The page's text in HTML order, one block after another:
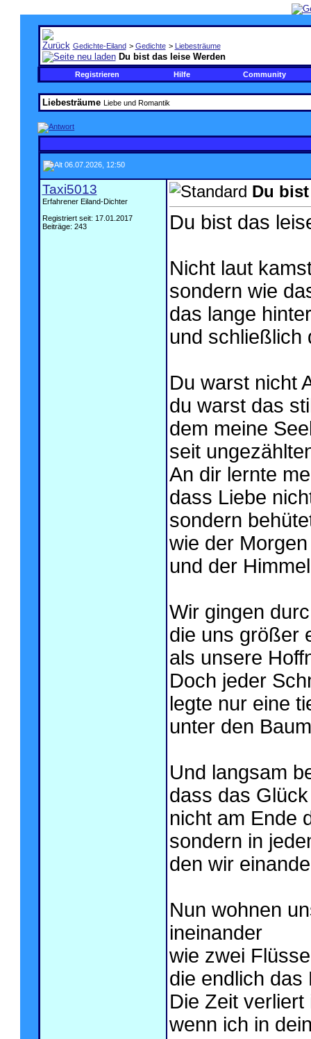
Gedichte-Eiland > Gedichte > Liebesträume
Du bist das leise Werden
Registrieren Hilfe Community
Liebesträume Liebe und Romantik
06.07.2026, 12:50
Taxi5013
Erfahrener Eiland-Dichter
Registriert seit: 17.01.2017
Beiträge: 243
Du
Du bist das
Nicht laut
sondern wie
das lange
und schließlich
Du warst nicht
du warst das
dem meine
seit
An dir lernte
dass Liebe
sondern
wie der
und der
Wir gingen
die uns größer
als unsere
Doch jeder
legte nur eine
unter den
Und langsam
dass das Glück
nicht am Ende
sondern in
den wir
Nun wohnen
ineinander
wie zwei
die endlich das
Die Zeit verliert
wenn ich in